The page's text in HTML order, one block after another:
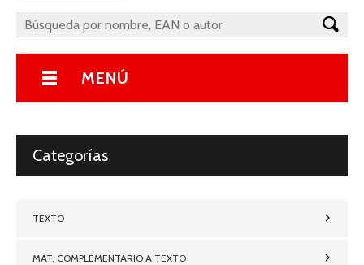
MENÚ
Categorías
TEXTO
MAT. COMPLEMENTARIO A TEXTO